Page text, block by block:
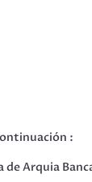
:
de Arquia